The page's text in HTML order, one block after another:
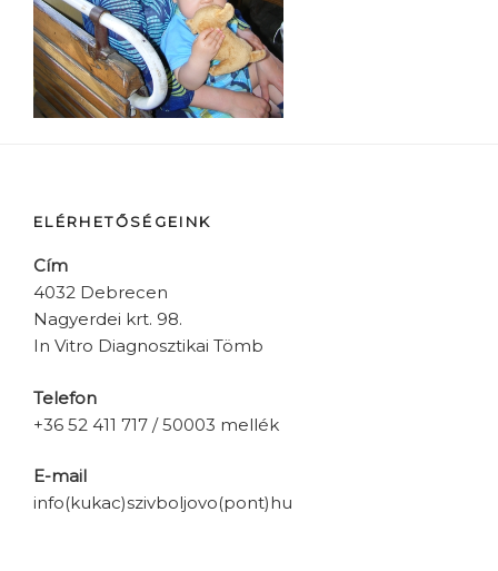
ELÉRHETŐSÉGEINK
Cím
4032 Debrecen
Nagyerdei krt. 98.
In Vitro Diagnosztikai Tömb
Telefon
+36 52 411 717 / 50003 mellék
E-mail
info(kukac)szivboljovo(pont)hu